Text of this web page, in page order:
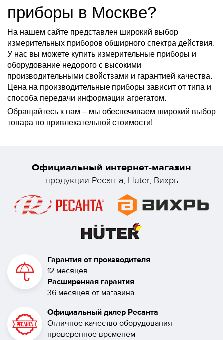
приборы в Москве?
На нашем сайте представлен широкий выбор
измерительных приборов обширного спектра действия.
У нас вы можете купить измерительные приборы и
оборудование недорого с высокими
производительными свойствами и гарантией качества.
Цена на производительные приборы зависит от типа и
способа передачи информации агрегатом.
Обращайтесь к нам – мы обеспечиваем широкий выбор
товара по привлекательной стоимости!
Официальный интернет-магазин
продукции Ресанта, Huter, Вихрь
Гарантия от производителя
12 месяцев
Расширенная гарантия
36 месяцев от магазина
Официальный дилер Ресанта
Отличное качество оборудования
проверенное временем